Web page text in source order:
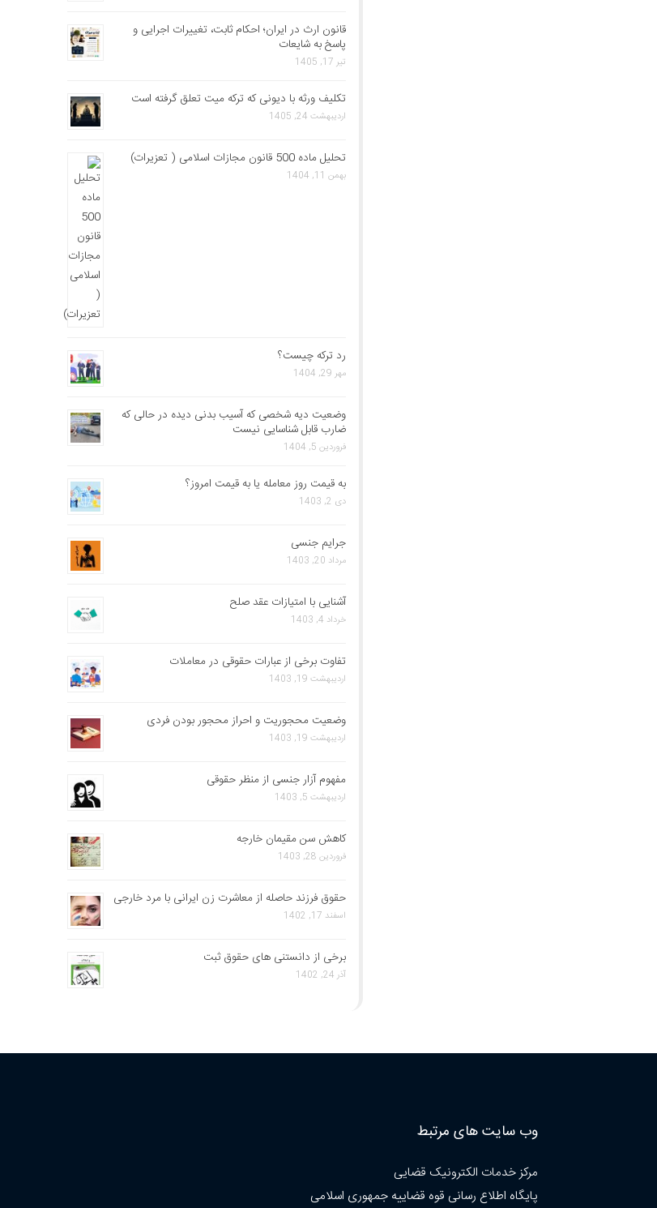
قانون ارث در ایران؛ احکام ثابت، تغییرات اجرایی و
پاسخ به شایعات
تیر 17, 1405
تکلیف ورثه با دیونی که ترکه میت تعلق گرفته است
اردیبهشت 24, 1405
تحلیل ماده 500 قانون مجازات اسلامی ( تعزیرات)
بهمن 11, 1404
رد ترکه چیست؟
مهر 29, 1404
وضعیت دیه شخصی که آسیب بدنی دیده در حالی که
ضارب قابل شناسایی نیست
فروردین 5, 1404
به قیمت روز معامله یا به قیمت امروز؟
دی 2, 1403
جرایم جنسی
مرداد 20, 1403
آشنایی با امتیازات عقد صلح
خرداد 4, 1403
تفاوت برخی از عبارات حقوقی در معاملات
اردیبهشت 19, 1403
وضعیت محجوریت و احراز محجور بودن فردی
اردیبهشت 19, 1403
مفهوم آزار جنسی از منظر حقوقی
اردیبهشت 5, 1403
کاهش سن مقیمان خارجه
فروردین 28, 1403
حقوق فرزند حاصله از معاشرت زن ایرانی با مرد خارجی
اسفند 17, 1402
برخی از دانستنی های حقوق ثبت
آذر 24, 1402
وب سایت های مرتبط
مرکز خدمات الکترونیک قضایی
پایگاه اطلاع رسانی قوه قضاییه جمهوری اسلامی